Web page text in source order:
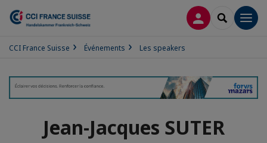
CONNEXION
CCI France Suisse Événements Les speakers
Jean-Jacques SUTER